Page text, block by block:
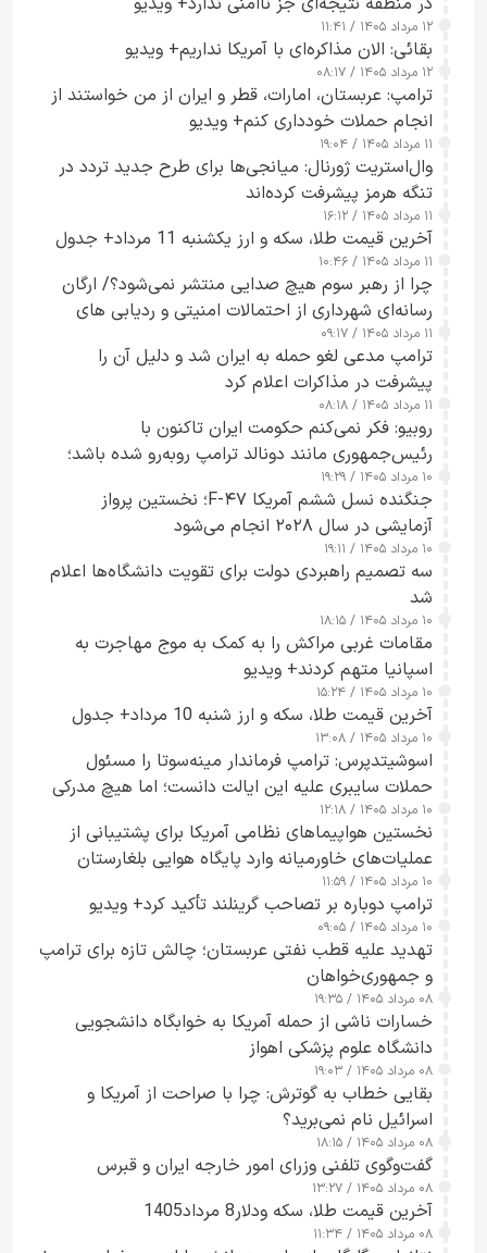
۱۲ مرداد ۱۴۰۵ / ۱۱:۴۱
بقائی: الان مذاکره‌ای با آمریکا نداریم+ ویدیو
۱۲ مرداد ۱۴۰۵ / ۰۸:۱۷
ترامپ: عربستان، امارات، قطر و ایران از من خواستند از
انجام حملات خودداری کنم+ ویدیو
۱۱ مرداد ۱۴۰۵ / ۱۹:۰۴
وال‌استریت ژورنال: میانجی‌ها برای طرح جدید تردد در
تنگه هرمز پیشرفت کرده‌اند
۱۱ مرداد ۱۴۰۵ / ۱۶:۱۲
آخرین قیمت طلا، سکه و ارز یکشنبه 11 مرداد+ جدول
۱۱ مرداد ۱۴۰۵ / ۱۰:۴۶
چرا از رهبر سوم هیچ صدایی منتشر نمی‌شود؟/ ارگان
رسانه‌ای شهرداری از احتمالات امنیتی و ردیابی های
جاسوسی گفت
۱۱ مرداد ۱۴۰۵ / ۰۹:۱۷
ترامپ مدعی لغو حمله به ایران شد و دلیل آن را
پیشرفت در مذاکرات اعلام کرد
۱۱ مرداد ۱۴۰۵ / ۰۸:۱۸
روبیو: فکر نمی‌کنم حکومت ایران تاکنون با
رئیس‌جمهوری مانند دونالد ترامپ روبه‌رو شده باشد؛
کسی که واقعاً دست به اقدام می‌زند
۱۰ مرداد ۱۴۰۵ / ۱۹:۲۹
جنگنده نسل ششم آمریکا F-۴۷؛ نخستین پرواز
آزمایشی در سال ۲۰۲۸ انجام می‌شود
۱۰ مرداد ۱۴۰۵ / ۱۹:۱۱
سه تصمیم راهبردی دولت برای تقویت دانشگاه‌ها اعلام
شد
۱۰ مرداد ۱۴۰۵ / ۱۸:۱۵
مقامات غربی مراکش را به کمک به موج مهاجرت به
اسپانیا متهم کردند+ ویدیو
۱۰ مرداد ۱۴۰۵ / ۱۵:۲۴
آخرین قیمت طلا، سکه و ارز شنبه 10 مرداد+ جدول
۱۰ مرداد ۱۴۰۵ / ۱۳:۰۸
اسوشیتدپرس: ترامپ فرماندار مینه‌سوتا را مسئول
حملات سایبری علیه این ایالت دانست؛ اما هیچ مدرکی
ارائه نکرد
۱۰ مرداد ۱۴۰۵ / ۱۲:۱۸
نخستین هواپیماهای نظامی آمریکا برای پشتیبانی از
عملیات‌های خاورمیانه وارد پایگاه هوایی بلغارستان
شدند
۱۰ مرداد ۱۴۰۵ / ۱۱:۵۹
ترامپ دوباره بر تصاحب گرینلند تأکید کرد+ ویدیو
۱۰ مرداد ۱۴۰۵ / ۰۹:۰۵
تهدید علیه قطب نفتی عربستان؛ چالش تازه برای ترامپ
و جمهوری‌خواهان
۰۸ مرداد ۱۴۰۵ / ۱۹:۳۵
خسارات ناشی از حمله آمریکا به خوابگاه دانشجویی
دانشگاه علوم پزشکی اهواز
۰۸ مرداد ۱۴۰۵ / ۱۹:۰۳
بقایی خطاب به گوترش: چرا با صراحت از آمریکا و
اسرائیل نام نمی‌برید؟
۰۸ مرداد ۱۴۰۵ / ۱۸:۱۵
گفت‌وگوی تلفنی وزرای امور خارجه ایران و قبرس
۰۸ مرداد ۱۴۰۵ / ۱۳:۲۷
آخرین قیمت طلا، سکه ودلار8 مرداد1405
۰۸ مرداد ۱۴۰۵ / ۱۱:۳۴